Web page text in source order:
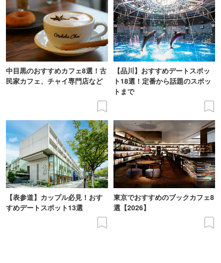
中目黒のおすすめカフェ8選！古
民家カフェ、チャイ専門店など
【品川】おすすめデートスポッ
ト18選！定番から話題のスポッ
トまで
【表参道】カップル必見！おす
すめデートスポット13選
東京でおすすめのブックカフェ8
選【2026】